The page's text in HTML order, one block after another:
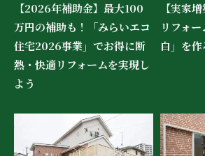
【2026年補助金】最大100
万円の補助も！「みらいエコ
住宅2026事業」でお得に断
熱・快適リフォームを実現し
よう
【実家
リフォ
白」を